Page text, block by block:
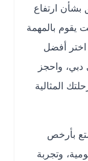
بالمهمة